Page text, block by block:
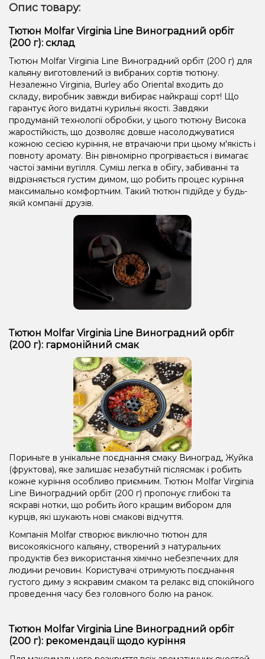
Опис товару:
Тютюн Molfar Virginia Line Виноградний орбіт
(200 г): склад
Тютюн Molfar Virginia Line Виноградний орбіт (200 г) для
кальяну виготовлений із вибраних сортів тютюну.
Незалежно Virginia, Burley або Oriental входить до
складу, виробник завжди вибирає найкращі сорт! Що
гарантує його видатні курильні якості. Завдяки
продуманій технології обробки, у цього тютюну Висока
жаростійкість, що дозволяє довше насолоджуватися
кожною сесією куріння, не втрачаючи при цьому м'якість і
повноту аромату. Він рівномірно прогрівається і вимагає
частої заміни вугілля. Суміш легка в обігу, забиванні та
відрізняється густим димом, що робить процес куріння
максимально комфортним. Такий тютюн підійде у будь-
якій компанії друзів.
Тютюн Molfar Virginia Line Виноградний орбіт
(200 г): гармонійний смак
Пориньте в унікальне поєднання смаку Виноград, Жуйка
(фруктова), яке залишає незабутній післясмак і робить
кожне куріння особливо приємним. Тютюн Molfar Virginia
Line Виноградний орбіт (200 г) пропонує глибокі та
яскраві нотки, що робить його кращим вибором для
курців, які шукають нові смакові відчуття.
Компанія Molfar створює виключно тютюн для
високоякісного кальяну, створений з натуральних
продуктів без використання хімічно небезпечних для
людини речовин. Користувачі отримують поєднання
густого диму з яскравим смаком та релакс від спокійного
проведення часу без головного болю на ранок.
Тютюн Molfar Virginia Line Виноградний орбіт
(200 г): рекомендації щодо куріння